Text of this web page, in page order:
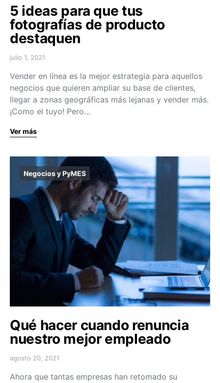
5 ideas para que tus
fotografías de producto
destaquen
julio 1, 2021
Vender en línea es la mejor estrategia para aquellos
negocios que quieren ampliar su base de clientes,
llegar a zonas geográficas más lejanas y vender más.
¡Como el tuyo! Pero…
Ver más
Negocios y PyMES
Qué hacer cuando renuncia
nuestro mejor empleado
agosto 20, 2021
Ahora que tantas empresas han retomado su